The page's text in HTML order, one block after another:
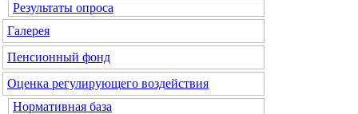
Результаты опроса
Галерея
Пенсионный фонд
Оценка регулирующего воздействия
Нормативная база